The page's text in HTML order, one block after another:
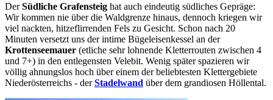
DerSüdliche Grafensteig hat auch eindeutig südliches Gepräge:
Wir kommen nie über die Waldgrenze hinaus, dennoch kriegen wir
viel nackten, hitzeflirrenden Fels zu Gesicht. Schon nach 20
Minuten versetzt uns der intime Bügeleisenkessel an der
Krottenseemauer (etliche sehr lohnende Kletterrouten zwischen 4
und 7+) in den entlegensten Velebit. Wenig später spazieren wir
völlig ahnungslos hoch über einem der beliebtesten Klettergebiete
Niederösterreichs - derStadelwand über dem grandiosen Höllental.